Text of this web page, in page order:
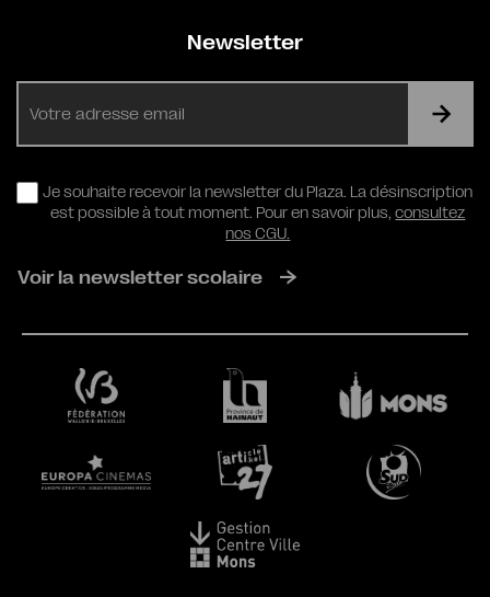
Newsletter
RGPD
Je souhaite recevoir la newsletter du Plaza. La désinscription
est possible à tout moment. Pour en savoir plus,consultez
nos CGU.
Voir la newsletter scolaire